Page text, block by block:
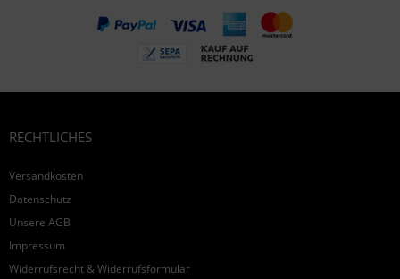
RECHTLICHES
Versandkosten
Datenschutz
Unsere AGB
Impressum
Widerrufsrecht & Widerrufsformular